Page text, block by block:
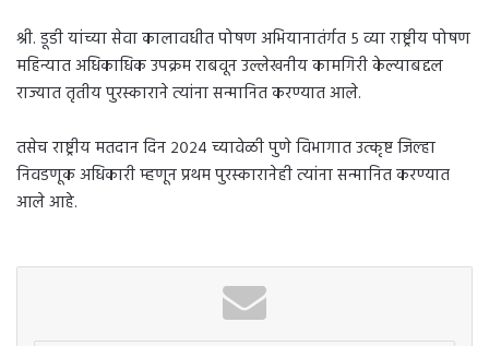
श्री. डूडी यांच्या सेवा कालावधीत पोषण अभियानातंर्गत ५ व्या राष्ट्रीय पोषण
महिन्यात अधिकाधिक उपक्रम राबवून उल्लेखनीय कामगिरी केल्याबद्दल
राज्यात तृतीय पुरस्काराने त्यांना सन्मानित करण्यात आले.
तसेच राष्ट्रीय मतदान दिन २०२४ च्यावेळी पुणे विभागात उत्कृष्ट जिल्हा
निवडणूक अधिकारी म्हणून प्रथम पुरस्कारानेही त्यांना सन्मानित करण्यात
आले आहे.